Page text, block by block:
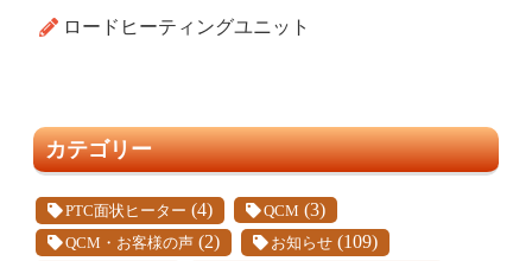
ロードヒーティングユニット
カテゴリー
PTC面状ヒーター (4) QCM (3)
QCM・お客様の声 (2) お知らせ (109)